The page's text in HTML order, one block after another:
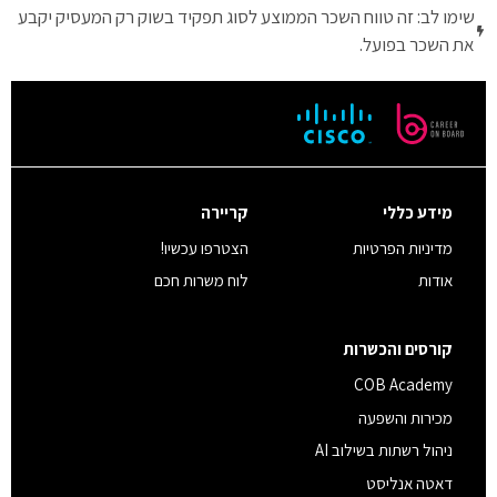
שימו לב: זה טווח השכר הממוצע לסוג תפקיד בשוק רק המעסיק יקבע
את השכר בפועל.
מידע כללי
מדיניות הפרטיות
אודות
קריירה
הצטרפו עכשיו!
לוח משרות חכם
קורסים והכשרות
COB Academy
מכירות והשפעה
ניהול רשתות בשילוב AI
דאטה אנליסט